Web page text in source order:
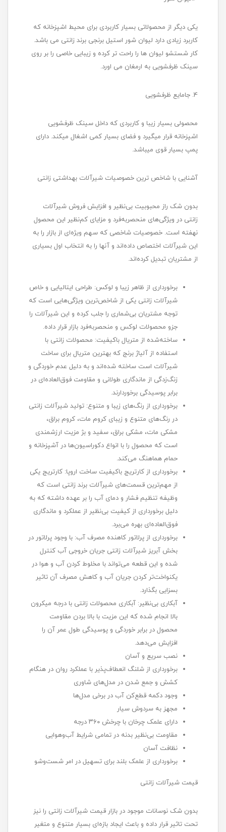
یکی دیگر از محصولاتی بسیار کاربردی برای محیط اشپزخانه که
کاربرد زیادی دارد لیوان شور استیل برنجی برند زانتی می باشد.
کار شستشو لیوان ها را راحت تر کرده و زیبایی خاصی را بر روی
سینک ظرفشویی به ارمغان می اورد.
4. جامایع ظرفشویی
محصولی بسیار زیبا و کاربردی که داخل سینک ظرفشویی
اشپزخانه قرار میگیرد و فضای بسیار کمی اشغال میکند. دارای
پمپ بسیار قوی میباشد.
آشنایی با شاخص‌ ترین خصوصیات شیرآلات بهداشتی زانتی
بدون شک راز محبوبیت بی‌نظیر و افزایش فروش شیرآلات
زانتی در ویژگی‌های منحصربه‌فرد و مزایای کم‌نظیر این محصول
نهفته است. خصوصیات شاخصی که سهم ویژه‌ای از بازار را به
این شیرآلات اختصاص داده‌اند و آنها را به انتخاب اول بسیاری
از مشتریان تبدیل کرده‌اند.
برخورداری از ظاهر زیبا و لوکس: طراحی ایتالیایی و خاص
شیرآلات زانتی یکی از شاخص‌ترین ویژگی‌هایی است که
توجه مشتریان بی‌شماری را جلب کرده و این شیرآلات را
جزو محصولات لوکس و منحصربه‌فرد بازار قرار داده.
ساخته‌شده از متریال باکیفیت: محصولات زانتی با
استفاده از آلیاژ برنج که بهترین متریال برای ساخت
شیرآلات است ساخته شده‌اند و به دلیل عدم خوردگی و
زنگ‌زدگی از ماندگاری طولانی و مقاومت فوق‌العاده‌ای در
برابر پوسیدگی برخوردارند.
برخورداری از رنگ‌های زیبا و متنوع: تولید شیرآلات زانتی
در رنگ‌های متنوع و زیبای کروم مات، کروم براق،
مشکی مات، مشکی براق، سفید و بژ مزیت ارزشمندی
است که محصول را با انواع دکوراسیون‌ها در آشپزخانه و
حمام هماهنگ می‌کند.
برخورداری از کارتریج باکیفیت ساخت اروپا: کارتریج یکی
از مهم‌ترین قسمت‌های شیرآلات برند زانتی است که
وظیفه تنظیم فشار و دمای آب را بر عهده داشته که به
دلیل برخورداری از کیفیت بی‌نظیر از عملکرد و ماندگاری
فوق‌العاده‌ای بهره می‌برد.
برخورداری از پرلاتور کاهنده مصرف آب: با وجود پرلاتور در
بخش آبریز شیرآلات زانتی جریان خروجی آب کنترل
شده و این قطعه ‌می‌تواند با مخلوط کردن آب و هوا در
یکنواخت‌تر کردن جریان آب و کاهش مصرف آن تاثیر
بسزایی بگذارد.
آبکاری بی‌نظیر: آبکاری محصولات زانتی با درجه میکرون
بالا انجام شده که این مزیت با بالا بردن مقاومت
محصول در برابر خوردگی و پوسیدگی طول عمر آن را
افزایش می‌دهد.
نصب سریع و آسان
برخورداری از شلنگ انعطاف‌پذیر با عملکرد روان در هنگام
کشش و جمع شدن در مدل‌های شاوری
وجود دکمه قطع‌کن آب در برخی مدل‌ها
مجهز به سردوش سیار
دارای علمک چرخان با چرخش ۳۶۰ درجه
مقاومت بی‌نظیر بدنه در تمامی شرایط آب‌وهوایی
نظافت آسان
برخورداری از علمک بلند برای تسهیل در امر شست‌وشو
قیمت شیرآلات زانتی
بدون شک نوسانات موجود در بازار قیمت شیرآلات زانتی را نیز
تحت تاثیر قرار داده و باعث ایجاد بازه‌ای بسیار متنوع و متغیر